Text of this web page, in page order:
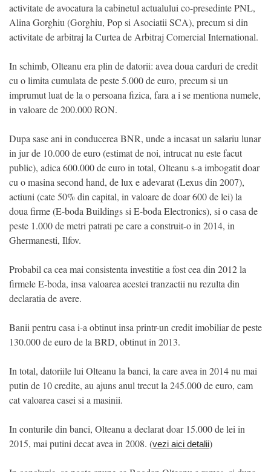
activitate de avocatura la cabinetul actualului co-presedinte PNL,
Alina Gorghiu (Gorghiu, Pop si Asociatii SCA), precum si din
activitate de arbitraj la Curtea de Arbitraj Comercial International.
In schimb, Olteanu era plin de datorii: avea doua carduri de credit
cu o limita cumulata de peste 5.000 de euro, precum si un
imprumut luat de la o persoana fizica, fara a i se mentiona numele,
in valoare de 200.000 RON.
Dupa sase ani in conducerea BNR, unde a incasat un salariu lunar
in jur de 10.000 de euro (estimat de noi, intrucat nu este facut
public), adica 600.000 de euro in total, Olteanu s-a imbogatit doar
cu o masina second hand, de lux e adevarat (Lexus din 2007),
actiuni (cate 50% din capital, in valoare de doar 600 de lei) la
doua firme (E-boda Buildings si E-boda Electronics), si o casa de
peste 1.000 de metri patrati pe care a construit-o in 2014, in
Ghermanesti, Ilfov.
Probabil ca cea mai consistenta investitie a fost cea din 2012 la
firmele E-boda, insa valoarea acestei tranzactii nu rezulta din
declaratia de avere.
Banii pentru casa i-a obtinut insa printr-un credit imobiliar de peste
130.000 de euro de la BRD, obtinut in 2013.
In total, datoriile lui Olteanu la banci, la care avea in 2014 nu mai
putin de 10 credite, au ajuns anul trecut la 245.000 de euro, cam
cat valoarea casei si a masinii.
In conturile din banci, Olteanu a declarat doar 15.000 de lei in
2015, mai putini decat avea in 2008. (vezi aici detalii)